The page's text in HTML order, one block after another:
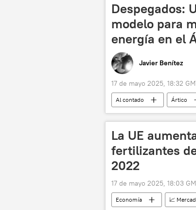
Despegados:
modelo para
energía en el
Javier Benítez
17 de mayo 2025, 18:32
Al contado Ártico
La UE
fertilizantes
2022
17 de mayo 2025, 18:03
Economía 📈